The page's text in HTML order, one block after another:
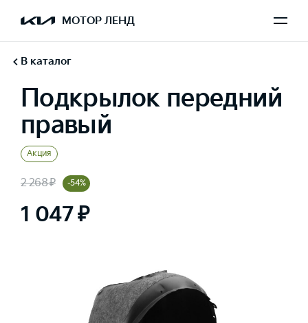
МОТОР ЛЕНД
В каталог
Подкрылок передний
правый
Акция
2 268 ₽ -54%
1 047 ₽